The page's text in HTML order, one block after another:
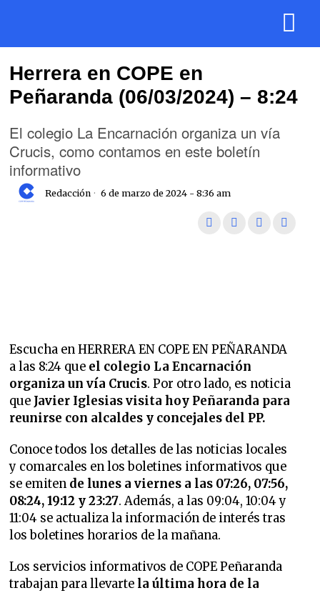
Herrera en COPE en
Peñaranda (06/03/2024) – 8:24
El colegio La Encarnación organiza un vía
Crucis, como contamos en este boletín
informativo
Redacción 6 de marzo de 2024 - 8:36 am
Escucha en HERRERA EN COPE EN PEÑARANDA
a las 8:24 que el colegio La Encarnación
organiza un vía Crucis. Por otro lado, es noticia
que Javier Iglesias visita hoy Peñaranda para
reunirse con alcaldes y concejales del PP.
Conoce todos los detalles de las noticias locales
y comarcales en los boletines informativos que
se emiten de lunes a viernes a las 07:26, 07:56,
08:24, 19:12 y 23:27. Además, a las 09:04, 10:04 y
11:04 se actualiza la información de interés tras
los boletines horarios de la mañana.
Los servicios informativos de COPE Peñaranda
trabajan para llevarte la última hora de la